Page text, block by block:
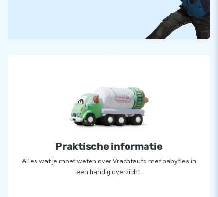
Praktische informatie
Alles wat je moet weten over Vrachtauto met babyfles in
een handig overzicht.